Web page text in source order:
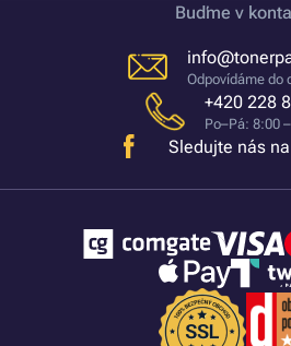
Buďme v
Odpovídáme do
+420 228
Po–Pá: 8:00
Sledujte nás